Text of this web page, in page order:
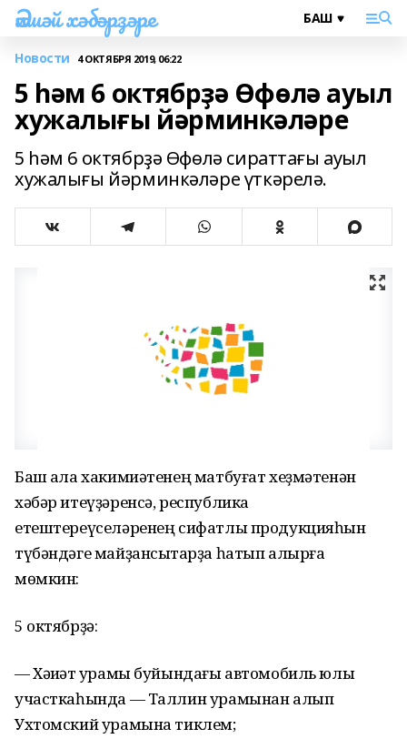
Әлшәй хәбәрҙәре
Новости 4 ОКТЯБРЯ 2019, 06:22
5 һәм 6 октябрҙә Өфөлә ауыл
хужалығы йәрминкәләре
5 һәм 6 октябрҙә Өфөлә сираттағы ауыл
хужалығы йәрминкәләре үткәрелә.
Баш ҡала хакимиәтенең матбуғат хеҙмәтенән
хәбәр итеүҙәренсә, республика
етештереүселәренең сифатлы продукцияһын
түбәндәге майҙансыҡтарҙа һатып алырға
мөмкин:
5 октябрҙә:
— Хәҡиҡәт урамы буйындағы автомобиль юлы
участкаһында — Таллин урамынан алып
Ухтомский урамына тиклем;